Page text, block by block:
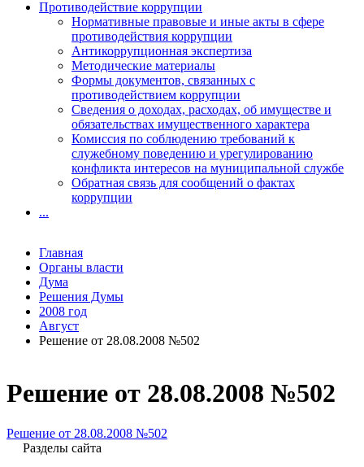
Решение от 28.08.2008 №502
Решение от 28.08.2008 №502
Разделы сайта
Противодействие коррупции
Нормативные правовые и иные акты в сфере
противодействия коррупции
Антикоррупционная экспертиза
Методические материалы
Формы документов, связанных с
противодействием коррупции
Сведения о доходах, расходах, об имуществе и
обязательствах имущественного характера
Комиссия по соблюдению требований к
служебному поведению и урегулированию
конфликта интересов на муниципальной службе
Обратная связь для сообщений о фактах
коррупции
...
Главная
Органы власти
Дума
Решения Думы
2008 год
Август
Решение от 28.08.2008 №502